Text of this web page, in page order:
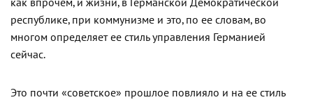
как впрочем, и жизни, в Германской Демократической
республике, при коммунизме и это, по ее словам, во
многом определяет ее стиль управления Германией
сейчас.
Это почти «советское» прошлое повлияло и на ее стиль